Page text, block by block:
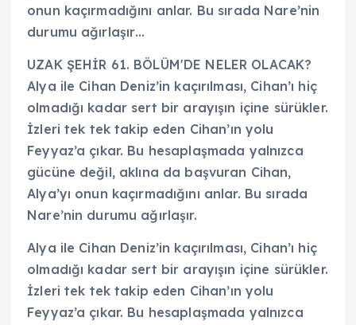
onun kaçırmadığını anlar. Bu sırada Nare’nin
durumu ağırlaşır…
UZAK ŞEHİR 61. BÖLÜM'DE NELER OLACAK?
Alya ile Cihan Deniz’in kaçırılması, Cihan’ı hiç
olmadığı kadar sert bir arayışın içine sürükler.
İzleri tek tek takip eden Cihan’ın yolu
Feyyaz’a çıkar. Bu hesaplaşmada yalnızca
gücüne değil, aklına da başvuran Cihan,
Alya’yı onun kaçırmadığını anlar. Bu sırada
Nare’nin durumu ağırlaşır.
Alya ile Cihan Deniz’in kaçırılması, Cihan’ı hiç
olmadığı kadar sert bir arayışın içine sürükler.
İzleri tek tek takip eden Cihan’ın yolu
Feyyaz’a çıkar. Bu hesaplaşmada yalnızca